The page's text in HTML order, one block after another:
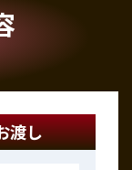
渡し